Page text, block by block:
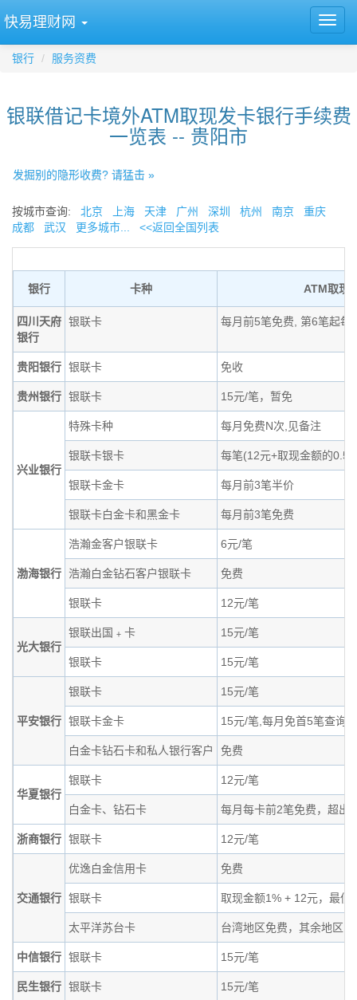
快易理财网
银行 服务资费
银联借记卡境外ATM取现发卡银行手续费
一览表 -- 贵阳市
发掘别的隐形收费? 请猛击 »
按城市查询: 北京 上海 天津 广州 深圳 杭州 南京
重庆
成都
武汉 更多城市... <<返回全国列表
银行 卡种 ATM取现
四川天府
银行
银联卡 每月前5笔免费, 第6笔起每
贵阳银行 银联卡 免收
贵州银行 银联卡 15元/笔，暂免
兴业银行
特殊卡种 每月免费N次,见备注
银联卡银卡 每笔(12元+取现金额的
银联卡金卡 每月前3笔半价
银联卡白金卡和黑金卡 每月前3笔免费
渤海银行
浩瀚金客户银联卡 6元/笔
浩瀚白金钻石客户银联卡 免费
银联卡 12元/笔
光大银行
银联出国﹢卡 15元/笔
银联卡 15元/笔
平安银行
银联卡 15元/笔
银联卡金卡 15元/笔,每月免首5笔查询
白金卡钻石卡和私人银行客户 免费
华夏银行
银联卡 12元/笔
白金卡、钻石卡 每月每卡前2笔免费，超出
浙商银行 银联卡 12元/笔
交通银行
优逸白金信用卡 免费
银联卡 取现金额1% + 12元，最低
太平洋苏台卡 台湾地区免费，其余地区同
中信银行 银联卡 15元/笔
民生银行 银联卡 15元/笔